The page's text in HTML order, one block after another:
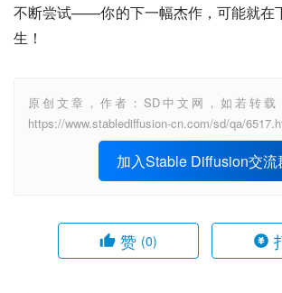
不断尝试——你的下一幅杰作，可能就在
生！
原创文章，作者：SD中文网，如若转载
https://www.stablediffusion-cn.com/sd/qa/
加入Stable Diffusion交流
赞 (0)